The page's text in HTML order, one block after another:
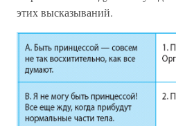
этих высказываний.